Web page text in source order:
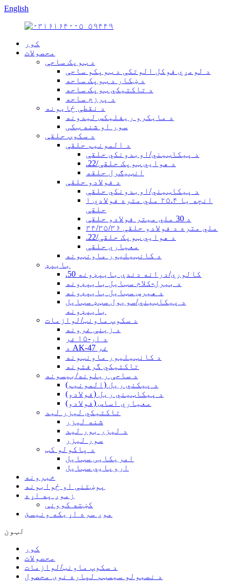
English
کور
محصولات
د ټوپک ساحې
د لومړي فوکل الوتکې د ټوپکو ساحې
د ښکار د ټوپک ساحه
د تاکتیکي ټوپک ساحه
د پرزم ساحه
د نقطې ځایونه
د مایکرو ریفلیکس لیدونه
سور او شنه ټکی
د سکوپ حلقې
د المونیم حلقې
د پیکاټیني/اوبدونکي حلقې
.22/د هوايي ټوپک حلقې
انټیګرل حلقه
د فولادو حلقې
د پیکاټیني/اوبدونکي حلقې
۱ انچه یا ۲۵.۴ ملي متره فولادي
حلقې
د 30 ملي میتر فولادو حلقې
۳۴/۳۵/۳۶ ملي متره د فولادو حلقې
.22/د هوايي ټوپک حلقې
معیاري حلقې
د کانټیلیور ماونټونه
بایپډ
.50 کالوري/درانه دندې بایپډونه
د بیرل-کلام سټایل بایپډونه
د هیرس سټایل بایپډونه
د پیکاټیني/سویول سټډ سټایل
بایپډونه
د سکوپ ماونټ/لوازمات
د زینې غرونه
د ار-۱۵ غر
د AK-47 غر
د کانټیلیور ماونټونه
تاکتیکي گرفتونه
د ساحې ریلونه/بیسونه
د پیکني ریل (المونیم)
د پیکاټیني ریل (فولادو)
معیاري اساس (فولادو)
تاکتیکي لیزر لید
شنه لیزر
د لیزر بور لید
سور لیزر
د پاکولو کټ
امریکایی سټایل
اروپايي سټایل
خبرونه
پوښتنې او ځوابونه
زموږ په اړه
کښته کوونې
موږ سره اړیکه ونیسئ
لټون
کور
محصولات
د سکوپ ماونټ/لوازمات
د نصبولو سیسټم لپاره نوی محصول